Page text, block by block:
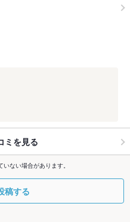
ミを見る
ない場合があります。
稿する